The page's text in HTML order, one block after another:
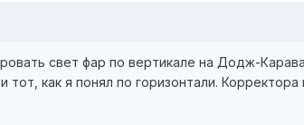
свет фар по вертикале на Додж-
как я понял по горизонтали. Корректора